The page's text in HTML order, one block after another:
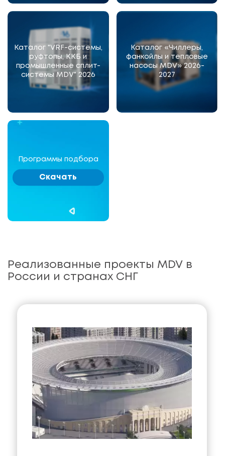
Каталог "VRF-системы,
руфтопы, ККБ и
промышленные сплит-
системы MDV" 2026
Каталог «Чиллеры,
фанкойлы и тепловые
насосы MDV» 2026-
2027
Программы подбора
Скачать
Реализованные проекты MDV в
России и странах СНГ